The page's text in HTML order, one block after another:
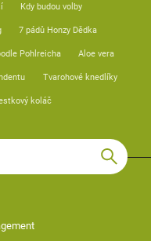
Kdy budou volby
7 pádů Honzy Dědka
Pohlreicha Aloe vera
Tvarohové knedlíky
koláč